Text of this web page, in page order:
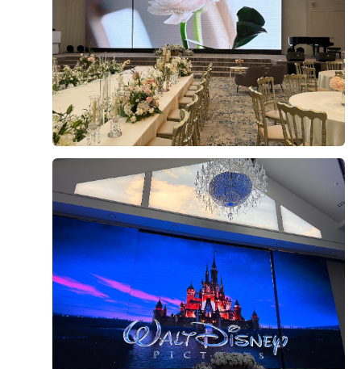
다고 했던게 기억이 나요! 하나하나 다 찍지 못했지만 다 못
찍은게 이정도에요! 종류도 많고 맛도 이정도면 맛있다고
생각이 들더라구요!! 면종류도 있고 죽, 빵 등등 많았습니
다. 그리고 갈비랑 양갈비가 맛있었어요!! 웨딩홀 단톡방에
서도 다들 맛있다고 하는데 맛있더라구요! 지금 돌이켜보
니 본식날에는 뭔가 많이 못먹어요!​ 그래서 시식날 꼬옥 많
이 드세요! 저도 시식때 많이 주셨다고 생각했는데 (사실
본식때 더 먹어야지 했는데) 시간이슈도 있고 먹는게 쉽지
하고 정신없더라구요ㅎㅎㅎ DMC타워웨딩의 뷔페는 전반
적으로 만족했어요! 다만 아쉬운점이 과일이 좀 얼어있었
던 점..? 안그래도 마지막에 설문조사 받으시는데 과일이
아쉬웠다고 피드백했어요!​ 다행히 본식을 치르고 난 지금
회사분들에게 밥 맛있었고 주차도 편했다는 칭찬을 많이
받았습니다! 💕​ 주차도 밥도 홀도 너무 예쁜 DMC타워웨딩
의 시식후기였습니다!
+5
첫번째로 선택하게 된 계기는 저희 둘다 생활권이 서울이
기에 위치상으로 지방에서 오시는 하객분들도 접근성이 가
까울것, 넓고 층고높은 밝은홀을 선호, 식사와 주차도 하객
분들이 충분히 만족할만 할 것 등등 이런 욕심많은 조건들
을 기준으로 투어를 다니던 와중에 상암,디지털미디어시티
역과 이어진 DMC타워 웨딩홀을 알고 계약을 진행하게 되
었습니다! ​위 사진에서 보시다시피 층고도 엄청 넓고 홀도
240명가량 입장이 가능한 넓은홀을 보유하였다보니 저희
기준에 충족했고! LED스크린이 설치되어있어 식전영상이
나 다른 홀과는 차이를 만들수있는 영상들을 띄울 수 있어
더 보기
후기가 도움이 되었나요? 0